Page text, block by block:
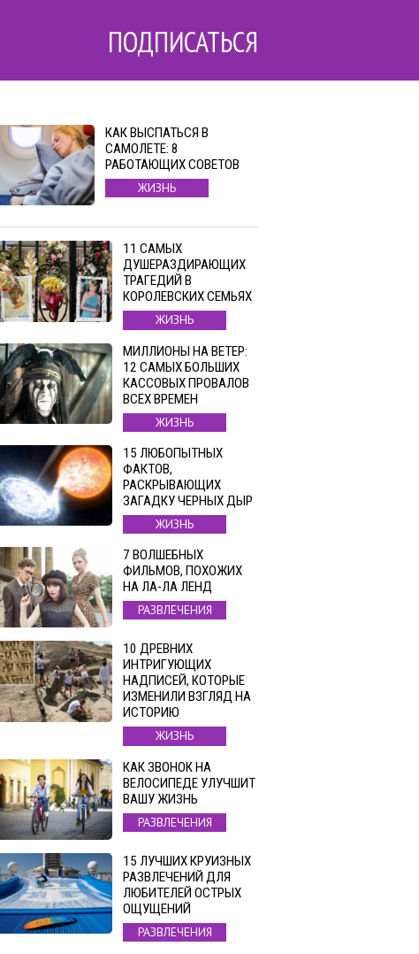
ПОДПИСАТЬСЯ
КАК ВЫСПАТЬСЯ В
САМОЛЕТЕ: 8
РАБОТАЮЩИХ СОВЕТОВ
ЖИЗНЬ
11 САМЫХ
ДУШЕРАЗДИРАЮЩИХ
ТРАГЕДИЙ В
КОРОЛЕВСКИХ СЕМЬЯХ
ЖИЗНЬ
МИЛЛИОНЫ НА ВЕТЕР:
12 САМЫХ БОЛЬШИХ
КАССОВЫХ ПРОВАЛОВ
ВСЕХ ВРЕМЕН
ЖИЗНЬ
15 ЛЮБОПЫТНЫХ
ФАКТОВ,
РАСКРЫВАЮЩИХ
ЗАГАДКУ ЧЕРНЫХ ДЫР
ЖИЗНЬ
7 ВОЛШЕБНЫХ
ФИЛЬМОВ, ПОХОЖИХ
НА ЛА-ЛА ЛЕНД
РАЗВЛЕЧЕНИЯ
10 ДРЕВНИХ
ИНТРИГУЮЩИХ
НАДПИСЕЙ, КОТОРЫЕ
ИЗМЕНИЛИ ВЗГЛЯД НА
ИСТОРИЮ
ЖИЗНЬ
КАК ЗВОНОК НА
ВЕЛОСИПЕДЕ УЛУЧШИТ
ВАШУ ЖИЗНЬ
РАЗВЛЕЧЕНИЯ
15 ЛУЧШИХ КРУИЗНЫХ
РАЗВЛЕЧЕНИЙ ДЛЯ
ЛЮБИТЕЛЕЙ ОСТРЫХ
ОЩУЩЕНИЙ
РАЗВЛЕЧЕНИЯ